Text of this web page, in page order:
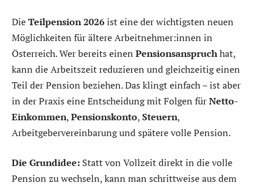
DieTeilpension 2026ist eine der wichtigsten neuen
Möglichkeiten für ältere Arbeitnehmer:innen in
Österreich. Wer bereits einen Pensionsanspruchhat,
kann die Arbeitszeit reduzieren und gleichzeitig einen
Teil der Pension beziehen. Das klingt einfach – ist aber
in der Praxis eine Entscheidung mit Folgen fürNetto-
Einkommen,Pensionskonto,Steuern,
Arbeitgebervereinbarung und spätere volle Pension.
Die Grundidee: Statt von Vollzeit direkt in die volle
Pension zu wechseln, kann man schrittweise aus dem